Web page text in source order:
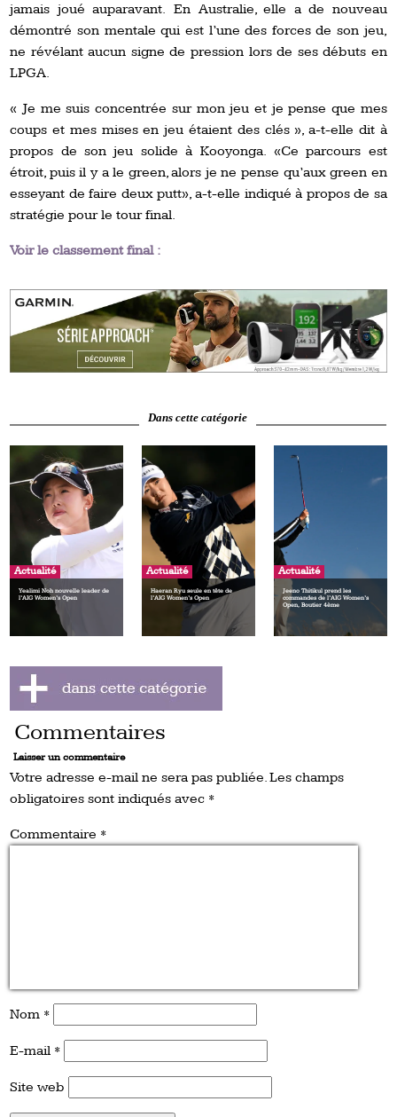
jamais joué auparavant. En Australie, elle a de nouveau
démontré son mentale qui est l’une des forces de son jeu,
ne révélant aucun signe de pression lors de ses débuts en
LPGA.
« Je me suis concentrée sur mon jeu et je pense que mes
coups et mes mises en jeu étaient des clés », a-t-elle dit à
propos de son jeu solide à Kooyonga. «Ce parcours est
étroit, puis il y a le green, alors je ne pense qu’aux green en
esseyant de faire deux putt», a-t-elle indiqué à propos de sa
stratégie pour le tour final.
Voir le classement final :
Dans cette catégorie
Actualité
Yealimi Noh nouvelle leader de
l’AIG Women’s Open
Actualité
Haeran Ryu seule en tête de
l’AIG Women’s Open
Actualité
Jeeno Thitikul prend les
commandes de l’AIG Women’s
Open, Boutier 4ème
Commentaires
Laisser un commentaire
Votre adresse e-mail ne sera pas publiée.Les champs
obligatoires sont indiqués avec *
Commentaire *
Nom *
E-mail *
Site web